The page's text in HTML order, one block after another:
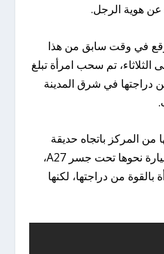
هوية الرجل.
في وقت سابق من هذا
الثلاثاء، تم سحب امرأة تبلغ
من دراجتها في شرق المدينة
من المركز باتجاه حديقة
أوتريخت للعلوم، توجهت سيارة نحوها تحت جسر A27،
من دراجتها، لكنها